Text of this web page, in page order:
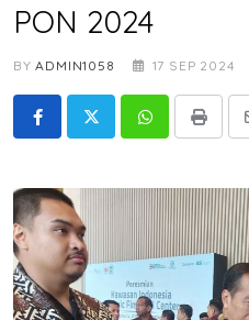
PON 2024
BYADMIN1058 17 SEP 2024
WhatsappPrint